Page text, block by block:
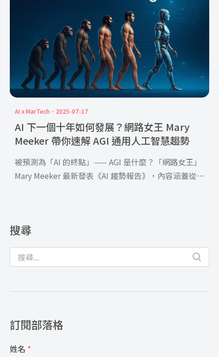
明顯的改變，而本文將以 SHOPLINE 公開數據為主，
探討近年雙 11 大促檔期究竟有什麼樣的趨勢變化。
AI x MarTech 2025-07-17
AI 下一個十年如何發展？網路女王 Mary
Meeker 帶你速解 AGI 通用人工智慧趨勢
被預測為「AI 的終點」—— AGI 是什麼？「網路女王」
Mary Meeker 最新發表《AI 趨勢報告》，內容涵蓋從技
搜尋
訂閱部落格
姓名 *